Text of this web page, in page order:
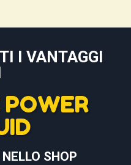
I VANTAGGI
SHOP